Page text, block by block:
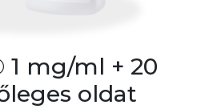
mg/ml + 20
oldat